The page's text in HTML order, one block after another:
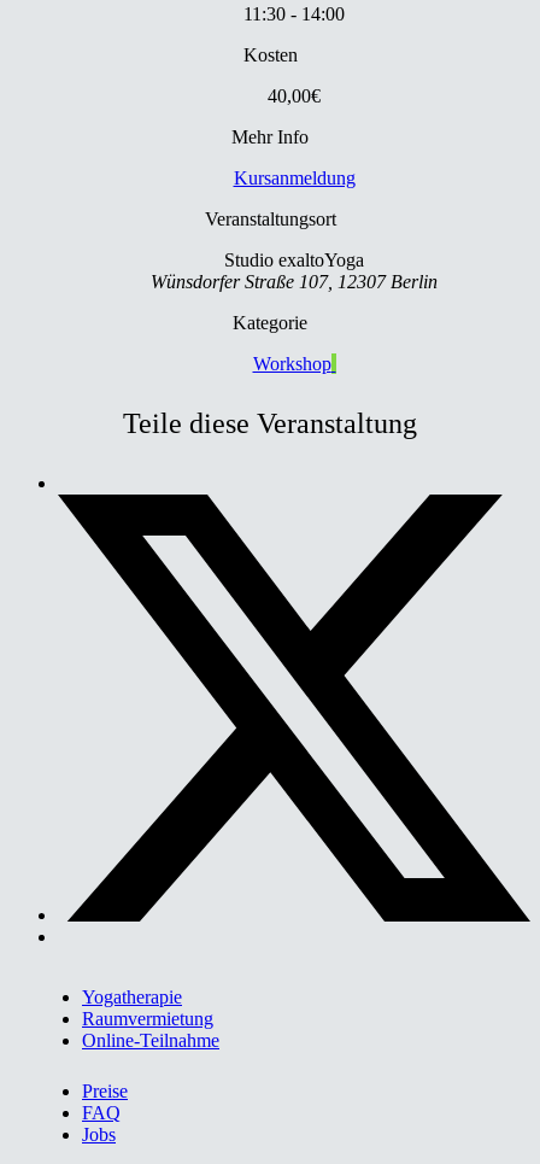
11:30 - 14:00
Kosten
40,00€
Mehr Info
Kursanmeldung
Veranstaltungsort
Studio exaltoYoga
Wünsdorfer Straße 107, 12307 Berlin
Kategorie
Workshop
Teile diese Veranstaltung
Yogatherapie
Raumvermietung
Online-Teilnahme
Preise
FAQ
Jobs